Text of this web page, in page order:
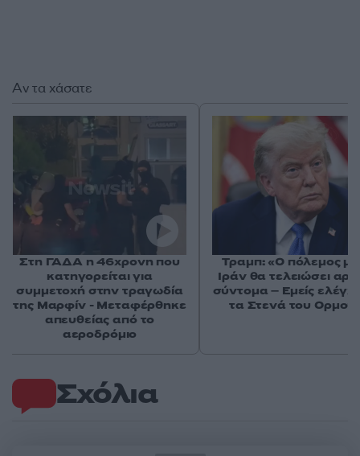
Σχόλια
Αν τα χάσατε
Στη ΓΑΔΑ η 46χρονη που
κατηγορείται για
συμμετοχή στην τραγωδία
της Μαρφίν - Μεταφέρθηκε
απευθείας από το
αεροδρόμιο
Τραμπ: «Ο πόλεμος με
Ιράν θα τελειώσει
σύντομα – Εμείς
τα Στενά του